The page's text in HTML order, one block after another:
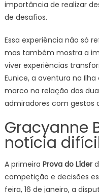
importância de realizar
de desafios.
Essa experiência não só
mas também mostra a
viver experiências
Eunice, a aventura na
marco na relação das
admiradores com gestos
Gracyanne
notícia
A primeira Prova do Líder
competição e decisões
feira, 16 de janeiro, a